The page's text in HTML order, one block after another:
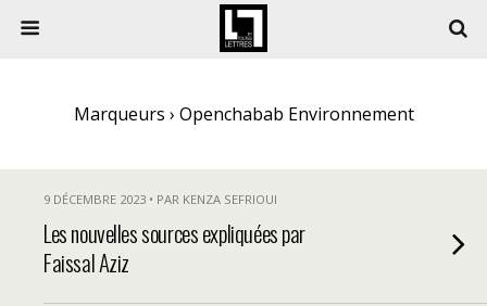
Marqueurs › Openchabab Environnement
9 DÉCEMBRE 2023 • PAR KENZA SEFRIOUI
Les nouvelles sources expliquées par
Faissal Aziz